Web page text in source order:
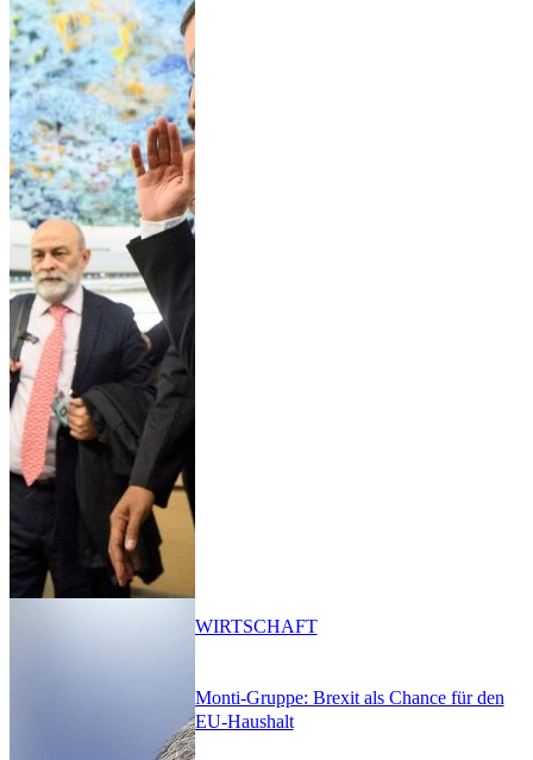
Monti-Gruppe: Brexit als Chance für den
EU-Haushalt
WIRTSCHAFT